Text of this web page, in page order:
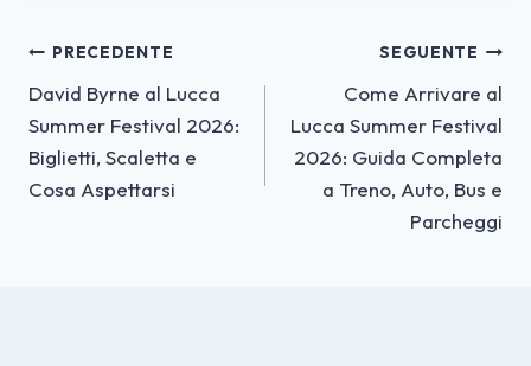
Navigazione
articoli
PRECEDENTE
David Byrne al Lucca
Summer Festival 2026:
Biglietti, Scaletta e
Cosa Aspettarsi
SEGUENTE
Come Arrivare al
Lucca Summer Festival
2026: Guida Completa
a Treno, Auto, Bus e
Parcheggi